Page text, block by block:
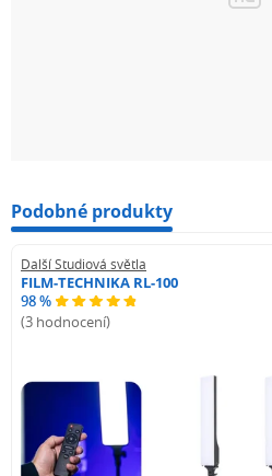
Podobné produkty
Další Studiová světla
FILM-TECHNIKA RL-100
98 %
(3 hodnocení)